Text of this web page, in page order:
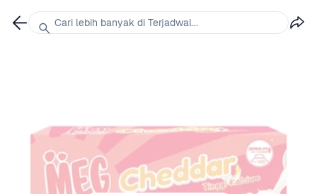
Cari lebih banyak di Terjadwal...